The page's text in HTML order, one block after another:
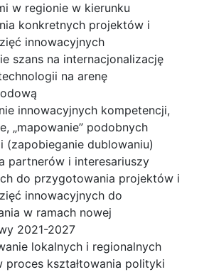
w regionie w kierunku
konkretnych projektów i
innowacyjnych
szans na internacjonalizację
na arenę
innowacyjnych kompetencji,
„mapowanie” podobnych
(zapobieganie dublowaniu)
partnerów i interesariuszy
do przygotowania projektów i
innowacyjnych do
w ramach nowej
2021-2027
lokalnych i regionalnych
proces kształtowania polityki